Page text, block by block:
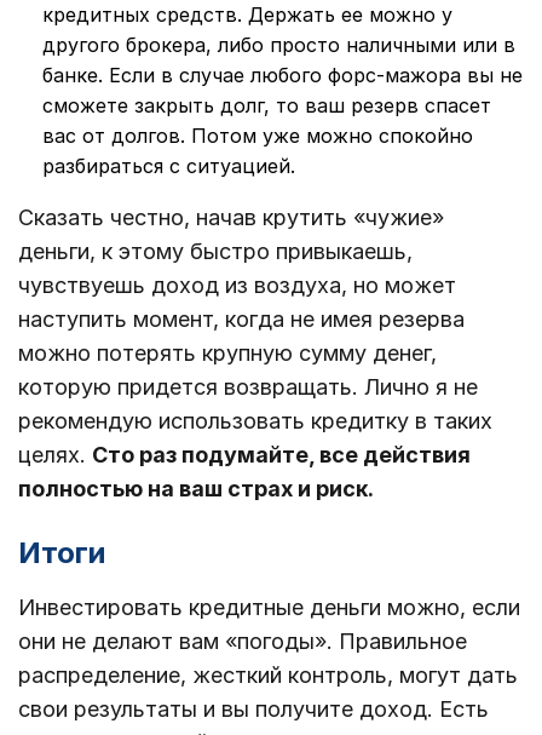
кредитных средств. Держать ее можно у
другого брокера, либо просто наличными или в
банке. Если в случае любого форс-мажора вы не
сможете закрыть долг, то ваш резерв спасет
вас от долгов. Потом уже можно спокойно
разбираться с ситуацией.
Сказать честно, начав крутить «чужие»
деньги, к этому быстро привыкаешь,
чувствуешь доход из воздуха, но может
наступить момент, когда не имея резерва
можно потерять крупную сумму денег,
которую придется возвращать. Лично я не
рекомендую использовать кредитку в таких
целях. Сто раз подумайте, все действия
полностью на ваш страх и риск.
Итоги
Инвестировать кредитные деньги можно, если
они не делают вам «погоды». Правильное
распределение, жесткий контроль, могут дать
свои результаты и вы получите доход. Есть